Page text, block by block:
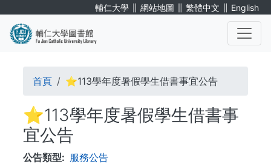
輔仁大學 ∥ 網站地圖 ∥ 繁體中文 ∥ English
導
航
連
結
首頁 ⭐113學年度暑假學生借書事宜公告
⭐113學年度暑假學生借書事
宜公告
公告類型
服務公告